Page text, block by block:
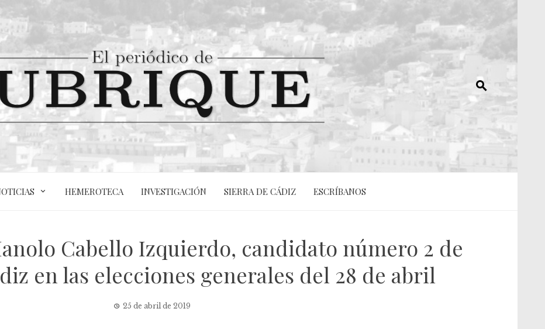
HEMEROTECA INVESTIGACIÓN SIERRA DE CÁDIZ ESCRÍBANOS
Cabello Izquierdo, candidato número 2 de
en las elecciones generales del 28 de abril
25 de abril de 2019